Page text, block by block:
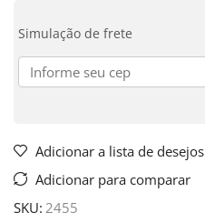
Simulação de frete
Adicionar a lista de desejos
Adicionar para comparar
SKU: 2455